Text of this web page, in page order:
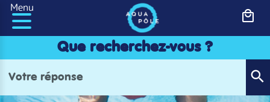
Panneau de gestion des cookies
Menu
Que recherchez-vous ?